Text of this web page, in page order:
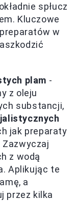
spłucz
Kluczowe
w
plam -
z oleju
substancji,
jak preparaty
z wodą
Aplikując te
a
przez kilka